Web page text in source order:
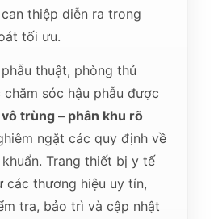
thiệp diễn ra trong
tối ưu.
thuật, phòng thủ
sóc hậu phẫu được
trùng – phân khu rõ
ngặt các quy định về
Trang thiết bị y tế
các thương hiệu uy tín,
tra, bảo trì và cập nhật